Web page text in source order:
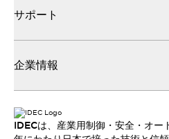
サポート
企業情報
IDECは、産業用制御・安全・オー